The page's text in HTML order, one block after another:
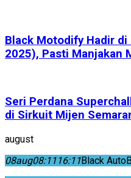
Black Motodify Hadir
2025), Pasti Manjakan
Seri Perdana
di Sirkuit Mijen
august
08aug08:1116:11Black